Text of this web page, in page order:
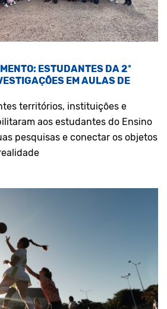
ESTUDANTES DA 2ª
EM AULAS DE
territórios, instituições e
aos estudantes do Ensino
pesquisas e conectar os objetos